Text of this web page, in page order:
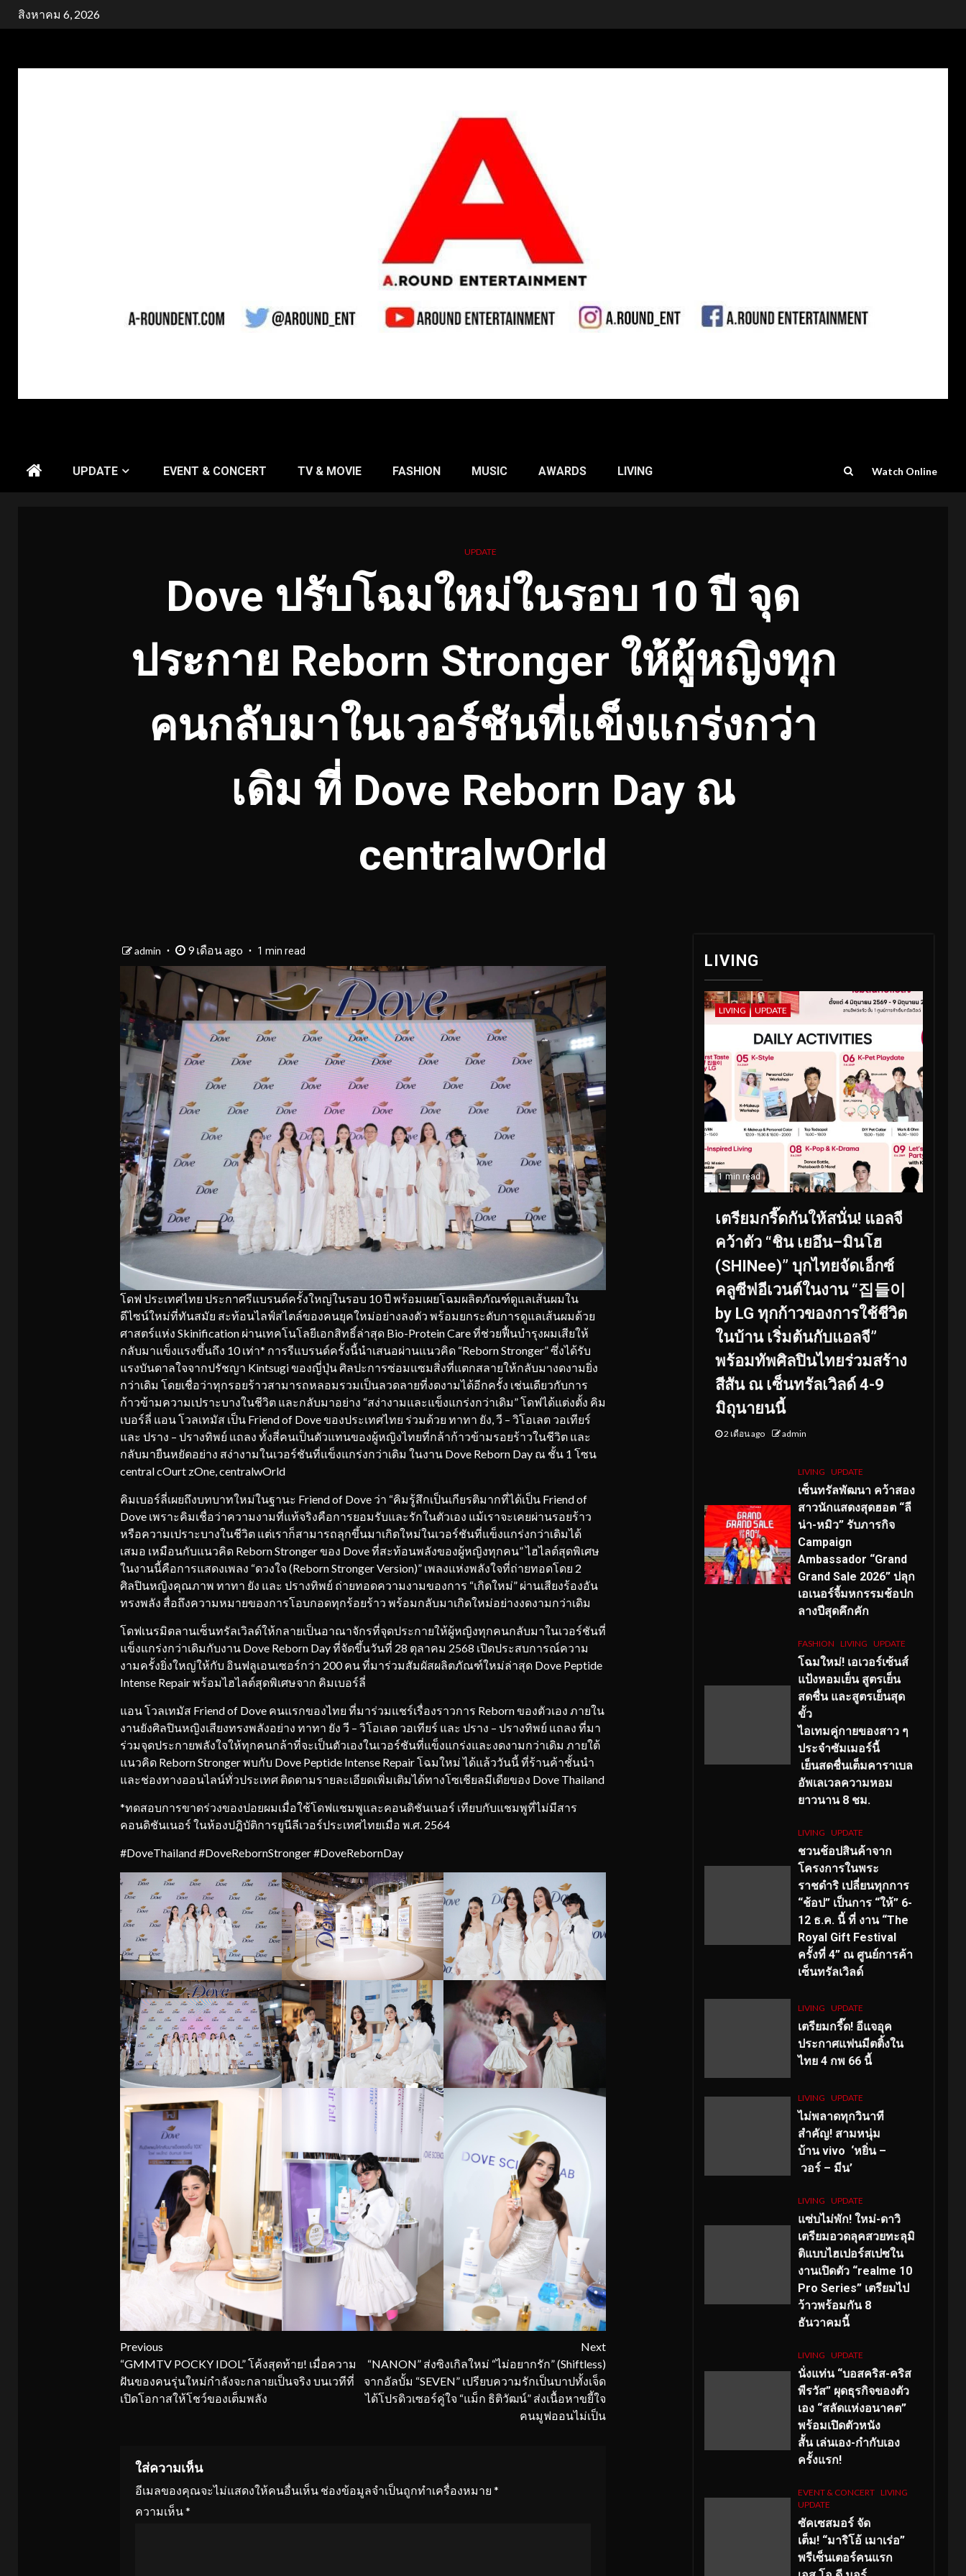
Skipสิงหาคม 6, 2026
UPDATE EVENT & CONCERT TV & MOVIE FASHION MUSIC AWARDS LIVING Watch Online
UPDATE
Dove ปรับโฉมใหม่ในรอบ 10 ปี จุด
ประกาย Reborn Stronger ให้ผู้หญิงทุก
คนกลับมาในเวอร์ชันที่แข็งแกร่งกว่า
เดิม ที่ Dove Reborn Day ณ
centralwOrld
admin 9 เดือน ago 1 min read
โดฟ ประเทศไทย ประกาศรีแบรนด์ครั้งใหญ่ในรอบ 10 ปี พร้อมเผยโฉมผลิตภัณฑ์ดูแลเส้นผมใน
ดีไซน์ใหม่ที่ทันสมัย สะท้อนไลฟ์สไตล์ของคนยุคใหม่อย่างลงตัว พร้อมยกระดับการดูแลเส้นผมด้วย
ศาสตร์แห่ง Skinification ผ่านเทคโนโลยีเอกสิทธิ์ล่าสุด Bio-Protein Care ที่ช่วยฟื้นบำรุงผมเสียให้
กลับมาแข็งแรงขึ้นถึง 10 เท่า* การรีแบรนด์ครั้งนี้นำเสนอผ่านแนวคิด “Reborn Stronger” ซึ่งได้รับ
แรงบันดาลใจจากปรัชญา Kintsugi ของญี่ปุ่น ศิลปะการซ่อมแซมสิ่งที่แตกสลายให้กลับมางดงามยิ่ง
กว่าเดิม โดยเชื่อว่าทุกรอยร้าวสามารถหลอมรวมเป็นลวดลายที่งดงามได้อีกครั้ง เช่นเดียวกับการ
ก้าวข้ามความเปราะบางในชีวิต และกลับมาอย่าง “สง่างามและแข็งแกร่งกว่าเดิม” โดฟได้แต่งตั้ง คิม
เบอร์ลี่ แอน โวลเทมัส เป็น Friend of Dove ของประเทศไทย ร่วมด้วย ทาทา ยัง, วี – วิโอเลต วอเทียร์
และ ปราง – ปรางทิพย์ แถลง ทั้งสี่คนเป็นตัวแทนของผู้หญิงไทยที่กล้าก้าวข้ามรอยร้าวในชีวิต และ
กลับมายืนหยัดอย่าง สง่างามในเวอร์ชันที่แข็งแกร่งกว่าเดิม ในงาน Dove Reborn Day ณ ชั้น 1 โซน
central cOurt zOne, centralwOrld
คิมเบอร์ลี่เผยถึงบทบาทใหม่ในฐานะ Friend of Dove ว่า “คิมรู้สึกเป็นเกียรติมากที่ได้เป็น Friend of
Dove เพราะคิมเชื่อว่าความงามที่แท้จริงคือการยอมรับและรักในตัวเอง แม้เราจะเคยผ่านรอยร้าว
หรือความเปราะบางในชีวิต แต่เราก็สามารถลุกขึ้นมาเกิดใหม่ในเวอร์ชันที่แข็งแกร่งกว่าเดิมได้
เสมอ เหมือนกับแนวคิด Reborn Stronger ของ Dove ที่สะท้อนพลังของผู้หญิงทุกคน” ไฮไลต์สุดพิเศษ
ในงานนี้คือการแสดงเพลง “ดวงใจ (Reborn Stronger Version)” เพลงแห่งพลังใจที่ถ่ายทอดโดย 2
ศิลปินหญิงคุณภาพ ทาทา ยัง และ ปรางทิพย์ ถ่ายทอดความงามของการ “เกิดใหม่” ผ่านเสียงร้องอัน
ทรงพลัง สื่อถึงความหมายของการโอบกอดทุกร้อยร้าว พร้อมกลับมาเกิดใหม่อย่างงดงามกว่าเดิม
โดฟเนรมิตลานเซ็นทรัลเวิลด์ให้กลายเป็นอาณาจักรที่จุดประกายให้ผู้หญิงทุกคนกลับมาในเวอร์ชันที่
แข็งแกร่งกว่าเดิมกับงาน Dove Reborn Day ที่จัดขึ้นวันที่ 28 ตุลาคม 2568 เปิดประสบการณ์ความ
งามครั้งยิ่งใหญ่ให้กับ อินฟลูเอนเซอร์กว่า 200 คน ที่มาร่วมสัมผัสผลิตภัณฑ์ใหม่ล่าสุด Dove Peptide
Intense Repair พร้อมไฮไลต์สุดพิเศษจาก คิมเบอร์ลี่
แอน โวลเทมัส Friend of Dove คนแรกของไทย ที่มาร่วมแชร์เรื่องราวการ Reborn ของตัวเอง ภายใน
งานยังศิลปินหญิงเสียงทรงพลังอย่าง ทาทา ยัง วี – วิโอเลต วอเทียร์ และ ปราง – ปรางทิพย์ แถลง ที่มา
ร่วมจุดประกายพลังใจให้ทุกคนกล้าที่จะเป็นตัวเองในเวอร์ชันที่แข็งแกร่งและงดงามกว่าเดิม ภายใต้
แนวคิด Reborn Stronger พบกับ Dove Peptide Intense Repair โฉมใหม่ ได้แล้ววันนี้ ที่ร้านค้าชั้นนำ
และช่องทางออนไลน์ทั่วประเทศ ติดตามรายละเอียดเพิ่มเติมได้ทางโซเชียลมีเดียของ Dove Thailand
*ทดสอบการขาดร่วงของปอยผมเมื่อใช้โดฟแชมพูและคอนดิชันเนอร์ เทียบกับแชมพูที่ไม่มีสาร
คอนดิชันเนอร์ ในห้องปฎิบัติการยูนีลีเวอร์ประเทศไทยเมื่อ พ.ศ. 2564
#DoveThailand #DoveRebornStronger #DoveRebornDay
Continue
Reading
Previous
“GMMTV POCKY IDOL” โค้งสุดท้าย! เมื่อความ
ฝันของคนรุ่นใหม่กำลังจะกลายเป็นจริง บนเวทีที่
เปิดโอกาสให้โชว์ของเต็มพลัง
Next
“NANON” ส่งซิงเกิลใหม่ “ไม่อยากรัก” (Shiftless)
จากอัลบั้ม “SEVEN” เปรียบความรักเป็นบาปทั้งเจ็ด
ได้โปรดิวเซอร์คู่ใจ “แม็ก ธิติวัฒน์” ส่งเนื้อหาขยี้ใจ
คนมูฟออนไม่เป็น
ใส่ความเห็น
อีเมลของคุณจะไม่แสดงให้คนอื่นเห็น ช่องข้อมูลจำเป็นถูกทำเครื่องหมาย *
ความเห็น*
LIVING
LIVING UPDATE
1 min read
เตรียมกรี๊ดกันให้สนั่น! แอลจี
คว้าตัว “ชิน เยอึน–มินโฮ
(SHINee)” บุกไทยจัดเอ็กซ์
คลูซีฟอีเวนต์ในงาน “집들이
by LG ทุกก้าวของการใช้ชีวิต
ในบ้าน เริ่มต้นกับแอลจี”
พร้อมทัพศิลปินไทยร่วมสร้าง
สีสัน ณ เซ็นทรัลเวิลด์ 4-9
มิถุนายนนี้
2 เดือน ago admin
LIVING UPDATE
เซ็นทรัลพัฒนา คว้าสอง
สาวนักแสดงสุดฮอต “ลี
น่า-หมิว” รับภารกิจ
Campaign
Ambassador “Grand
Grand Sale 2026” ปลุก
เอเนอร์จี้มหกรรมช้อปก
ลางปีสุดคึกคัก
FASHION LIVING UPDATE
โฉมใหม่! เอเวอร์เซ้นส์
แป้งหอมเย็น สูตรเย็น
สดชื่น และสูตรเย็นสุด
ขั้ว
ไอเทมคู่กายของสาว ๆ
ประจำซัมเมอร์นี้
เย็นสดชื่นเต็มคาราเบล
อัพเลเวลความหอม
ยาวนาน 8 ชม.
LIVING UPDATE
ชวนช้อปสินค้าจาก
โครงการในพระ
ราชดำริ เปลี่ยนทุกการ
“ช้อป” เป็นการ “ให้” 6-
12 ธ.ค. นี้ ที่ งาน “The
Royal Gift Festival
ครั้งที่ 4” ณ ศูนย์การค้า
เซ็นทรัลเวิลด์
LIVING UPDATE
เตรียมกรี๊ด! อีแจอุค
ประกาศแฟนมีตติ้งใน
ไทย 4 กพ 66 นี้
LIVING UPDATE
ไม่พลาดทุกวินาที
สำคัญ! สามหนุ่ม
บ้าน vivo ‘หยิ่น –
วอร์ – มีน’
LIVING UPDATE
แซ่บไม่พัก! ใหม่-ดาวิ
เตรียมอวดลุคสวยทะลุมิ
ติแบบไฮเปอร์สเปซใน
งานเปิดตัว “realme 10
Pro Series” เตรียมไป
ว้าวพร้อมกัน 8
ธันวาคมนี้
LIVING UPDATE
นั่งแท่น “บอสคริส-คริส
พีรวัส” ผุดธุรกิจของตัว
เอง “สลัดแห่งอนาคต”
พร้อมเปิดตัวหนัง
สั้น เล่นเอง-กำกับเอง
ครั้งแรก!
EVENT & CONCERT LIVING
UPDATE
ซัคเซสมอร์ จัด
เต็ม! “มาริโอ้ เมาเร่อ”
พรีเซ็นเตอร์คนแรก